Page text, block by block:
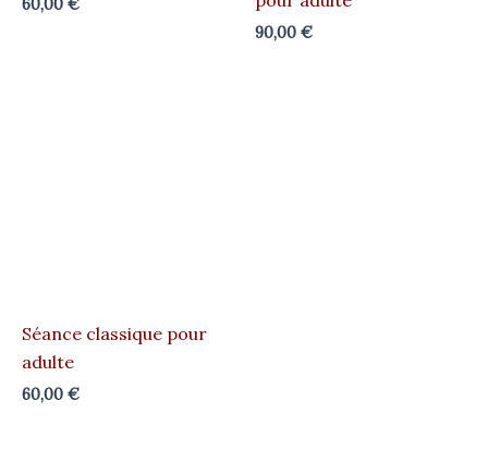
60,00 €
90,00 €
Séance classique pour
adulte
60,00 €